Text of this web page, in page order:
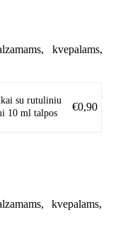
kvepalams,
su rutuliniu
10 ml talpos
€0,90
kvepalams,